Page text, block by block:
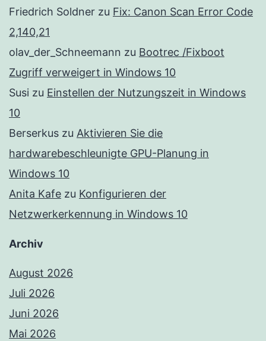
Friedrich Soldner zu Fix: Canon Scan Error Code
2,140,21
olav_der_Schneemann zu Bootrec /Fixboot
Zugriff verweigert in Windows 10
Susi zu Einstellen der Nutzungszeit in Windows
10
Berserkus zu Aktivieren Sie die
hardwarebeschleunigte GPU-Planung in
Windows 10
Anita Kafe zu Konfigurieren der
Netzwerkerkennung in Windows 10
Archiv
August 2026
Juli 2026
Juni 2026
Mai 2026